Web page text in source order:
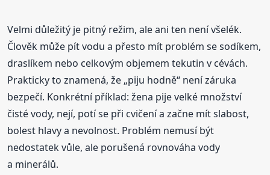
Velmi důležitý je pitný režim, ale ani ten není všelék.
Člověk může pít vodu a přesto mít problém se sodíkem,
draslíkem nebo celkovým objemem tekutin v cévách.
Prakticky to znamená, že „piju hodně“ není záruka
bezpečí. Konkrétní příklad: žena pije velké množství
čisté vody, nejí, potí se při cvičení a začne mít slabost,
bolest hlavy a nevolnost. Problém nemusí být
nedostatek vůle, ale porušená rovnováha vody
a minerálů.